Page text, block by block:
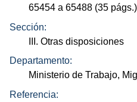
65454 a 65488 (35 págs.)
Sección:
III. Otras disposiciones
Departamento:
Ministerio de Trabajo,
Referencia: